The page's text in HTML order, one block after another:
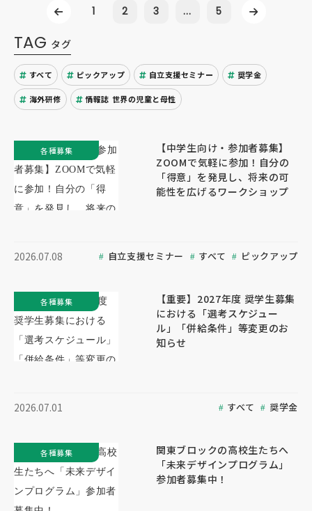
1 2 3 ... 5
TAG タグ
すべて ピックアップ 自立支援セミナー 奨学金
海外研修 情報誌 世界の児童と母性
【中学生向け・参加者募集】
ZOOMで気軽に参加！自分の
「得意」を発見し、将来の可
能性を広げるワークショップ
2026.07.08 自立支援セミナー すべて ピックアップ
各種募集
【重要】2027年度 奨学生募集
における「選考スケジュー
ル」「併給条件」等変更のお
知らせ
2026.07.01 すべて 奨学金
各種募集
関東ブロックの高校生たちへ
「未来デザインプログラム」
参加者募集中！
各種募集